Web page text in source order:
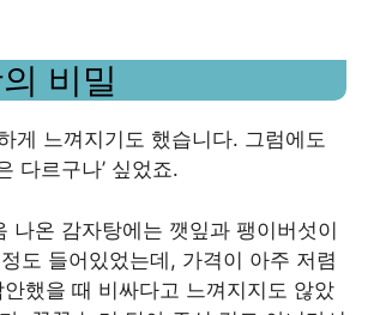
비밀
게 느껴지기도 했습니다. 그럼에도
다르구나’ 싶었죠.
나온 감자탕에는 깻잎과 팽이버섯이
도 들어있었는데, 가격이 아주 저렴
했을 때 비싸다고 느껴지지도 않았